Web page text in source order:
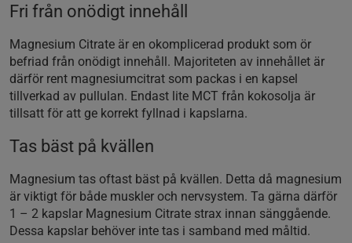
Fri från onödigt innehåll
Magnesium Citrate är en okomplicerad produkt som ör
befriad från onödigt innehåll. Majoriteten av innehållet är
därför rent magnesiumcitrat som packas i en kapsel
tillverkad av pullulan. Endast lite MCT från kokosolja är
tillsatt för att ge korrekt fyllnad i kapslarna.
Tas bäst på kvällen
Magnesium tas oftast bäst på kvällen. Detta då magnesium
är viktigt för både muskler och nervsystem. Ta gärna därför
1 – 2 kapslar Magnesium Citrate strax innan sänggående.
Dessa kapslar behöver inte tas i samband med måltid.